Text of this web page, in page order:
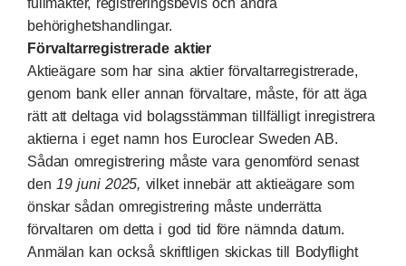
fullmakter, registreringsbevis och andra
behörighetshandlingar.
Förvaltarregistrerade aktier
Aktieägare som har sina aktier förvaltarregistrerade,
genom bank eller annan förvaltare, måste, för att äga
rätt att deltaga vid bolagsstämman tillfälligt inregistrera
aktierna i eget namn hos Euroclear Sweden AB.
Sådan omregistrering måste vara genomförd senast
den 19 juni 2025, vilket innebär att aktieägare som
önskar sådan omregistrering måste underrätta
förvaltaren om detta i god tid före nämnda datum.
Anmälan kan också skriftligen skickas till Bodyflight